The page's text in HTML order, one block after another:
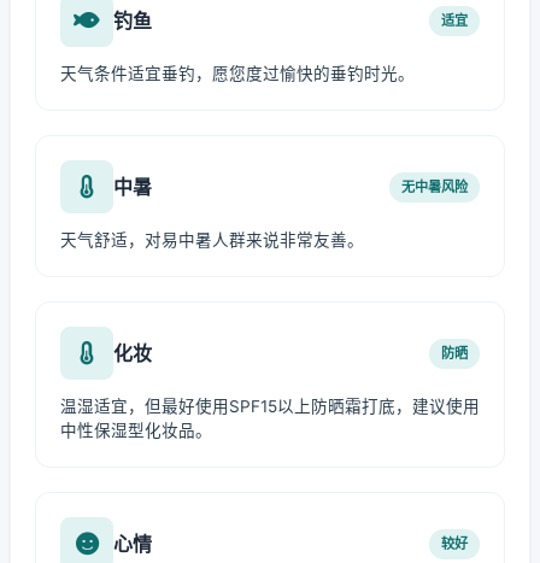
钓鱼 适宜
天气条件适宜垂钓，愿您度过愉快的垂钓时光。
中暑 无中暑风险
天气舒适，对易中暑人群来说非常友善。
化妆 防晒
温湿适宜，但最好使用SPF15以上防晒霜打底，建议使用
中性保湿型化妆品。
心情 较好